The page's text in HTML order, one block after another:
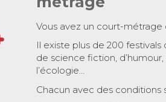
Vous avez un court-
Il existe plus de 200
de science fiction,
l’écologie…
Chacun avec des conditions